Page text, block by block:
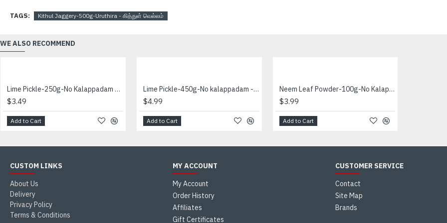
TAGS: Kithul Jaggery-500g-Uruthira - கித்துள் வெல்லம்
WE ALSO RECOMMEND
Lime Pickle-250g-No Kalappadam - ஊறுகாய்
$3.49
Add to Cart
Lime Pickle-450g-No kalappadam - எலுமிச்சை ஊறுகாய்
$4.99
Add to Cart
Neem Leaf Powder-100g-No Kalappadam - வேப்பம் இலை தூள்
$3.99
Add to Cart
CUSTOM LINKS
About Us
Delivery
Privacy Policy
Terms & Conditions
MY ACCOUNT
My Account
Order History
Affiliates
Gift Certificates
CUSTOMER SERVICE
Contact
Site Map
Brands